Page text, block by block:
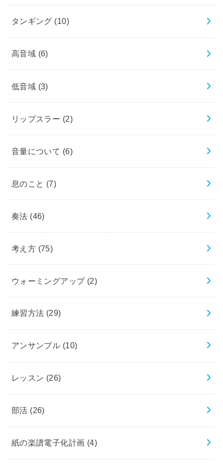
タンギング (10)
高音域 (6)
低音域 (3)
リップスラー (2)
音量について (6)
息のこと (7)
奏法 (46)
考え方 (75)
ウォーミングアップ (2)
練習方法 (29)
アンサンブル (10)
レッスン (26)
部活 (26)
紙の楽譜電子化計画 (4)